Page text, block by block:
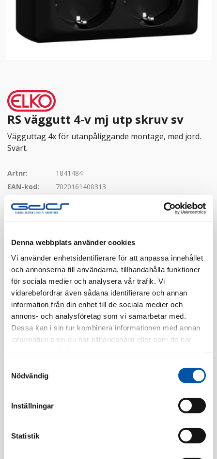
Denna webbplats använder cookies
Vi använder enhetsidentifierare för att anpassa innehållet
och annonserna till användarna, tillhandahålla funktioner
för sociala medier och analysera vår trafik. Vi
vidarebefordrar även sådana identifierare och annan
information från din enhet till de sociala medier och
annons- och analysföretag som vi samarbetar med.
Dessa kan i sin tur kombinera informationen med annan
information som du har tillhandahållit eller som de har
Nödvändig
Inställningar
Statistik
RS väggutt 4-v mj utp skruv sv
Vägguttag 4x för utanpåliggande montage, med jord.
Svart.
Artnr:
1841484
EAN-kod:
7020161400313
Finns i lager
Registrera dig
Beskrivning
Specifikation